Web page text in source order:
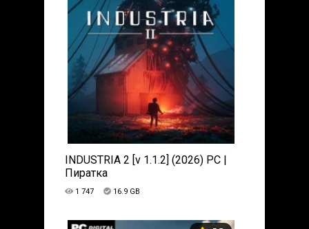
INDUSTRIA 2 [v 1.1.2] (2026) PC |
Пиратка
1 747 16.9 GB